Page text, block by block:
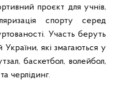
проєкт для учнів,
спорту серед
Участь беруть
які змагаються у
баскетбол, волейбол,
черлідинг.